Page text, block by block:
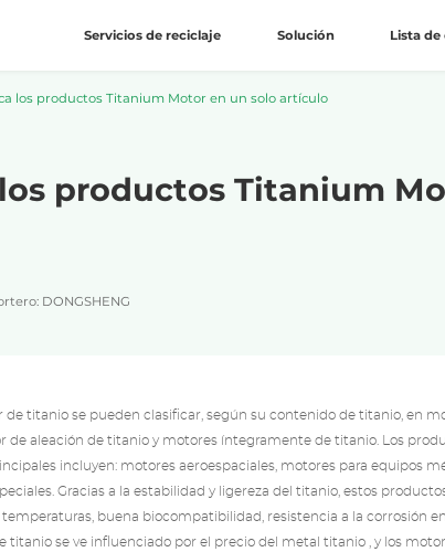
Servicios de reciclaje Solución Lista
los productos Titanium Motor en un solo artículo
productos Titanium
DONGSHENG
de titanio se pueden clasificar, según su contenido de titanio, en
de aleación de titanio y motores íntegramente de titanio. Los
incluyen: motores aeroespaciales, motores para equipos
Gracias a la estabilidad y ligereza del titanio, estos
temperaturas, buena biocompatibilidad, resistencia a la corrosión
titanio se ve influenciado por el precio del metal titanio , y los